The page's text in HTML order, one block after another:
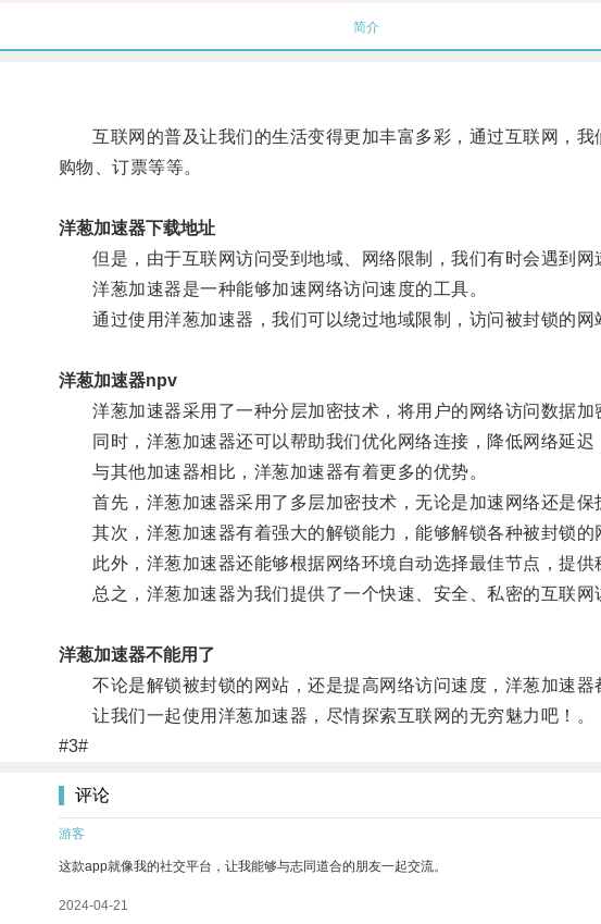
简介
互联网的普及让我们的生活变得更加丰富多彩，通过互联网，我
购物、订票等等。
洋葱加速器下载地址
但是，由于互联网访问受到地域、网络限制，我们有时会遇到网
洋葱加速器是一种能够加速网络访问速度的工具。
通过使用洋葱加速器，我们可以绕过地域限制，访问被封锁的网
洋葱加速器npv
洋葱加速器采用了一种分层加密技术，将用户的网络访问数据加
同时，洋葱加速器还可以帮助我们优化网络连接，降低网络延迟
与其他加速器相比，洋葱加速器有着更多的优势。
首先，洋葱加速器采用了多层加密技术，无论是加速网络还是保
其次，洋葱加速器有着强大的解锁能力，能够解锁各种被封锁的
此外，洋葱加速器还能够根据网络环境自动选择最佳节点，提供
总之，洋葱加速器为我们提供了一个快速、安全、私密的互联网
洋葱加速器不能用了
不论是解锁被封锁的网站，还是提高网络访问速度，洋葱加速器
让我们一起使用洋葱加速器，尽情探索互联网的无穷魅力吧！。
#3#
评论
游客
这款app就像我的社交平台，让我能够与志同道合的朋友一起交流。
2024-04-21